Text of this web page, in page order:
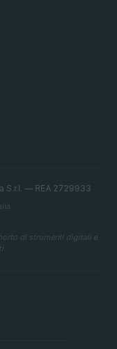
S.r.l. — REA 2729933
di strumenti digitali e